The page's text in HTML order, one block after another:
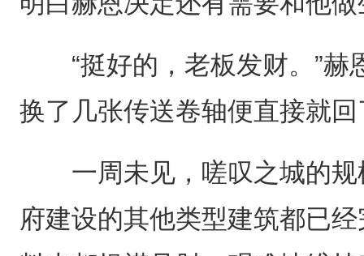
“挺好的，老板发财。”赫
换了几张传送卷轴便直接就
一周未见，嗟叹之城的规
府建设的其他类型建筑都已